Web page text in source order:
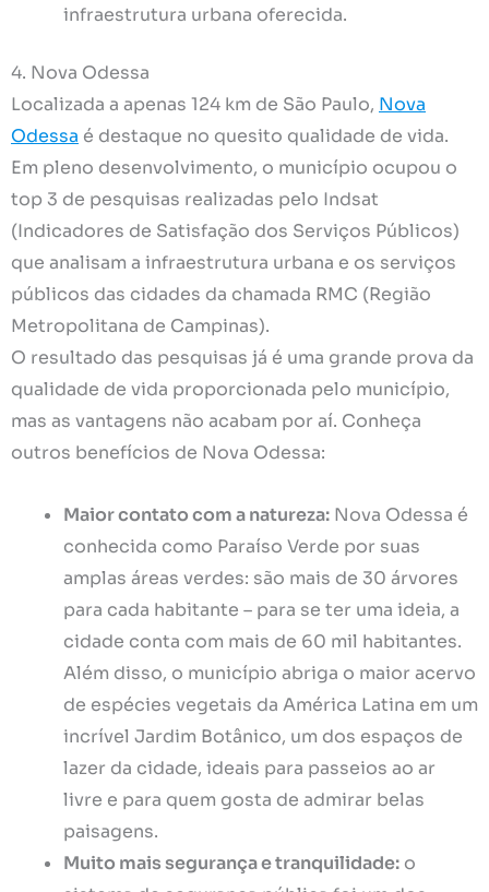
infraestrutura urbana oferecida.
4. Nova Odessa
Localizada a apenas 124 km de São Paulo, Nova
Odessa é destaque no quesito qualidade de vida.
Em pleno desenvolvimento, o município ocupou o
top 3 de pesquisas realizadas pelo Indsat
(Indicadores de Satisfação dos Serviços Públicos)
que analisam a infraestrutura urbana e os serviços
públicos das cidades da chamada RMC (Região
Metropolitana de Campinas).
O resultado das pesquisas já é uma grande prova da
qualidade de vida proporcionada pelo município,
mas as vantagens não acabam por aí. Conheça
outros benefícios de Nova Odessa:
Maior contato com a natureza: Nova Odessa é
conhecida como Paraíso Verde por suas
amplas áreas verdes: são mais de 30 árvores
para cada habitante – para se ter uma ideia, a
cidade conta com mais de 60 mil habitantes.
Além disso, o município abriga o maior acervo
de espécies vegetais da América Latina em um
incrível Jardim Botânico, um dos espaços de
lazer da cidade, ideais para passeios ao ar
livre e para quem gosta de admirar belas
paisagens.
Muito mais segurança e tranquilidade: o